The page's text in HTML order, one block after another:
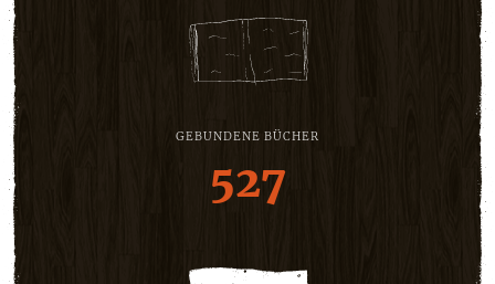
GEBUNDENE BÜCHER
527